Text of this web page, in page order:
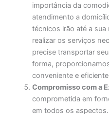
importância da
atendimento a
técnicos irão até a sua
realizar os serviços
precise transportar
forma,
conveniente e
Compromisso com a
comprometida em
em todos os